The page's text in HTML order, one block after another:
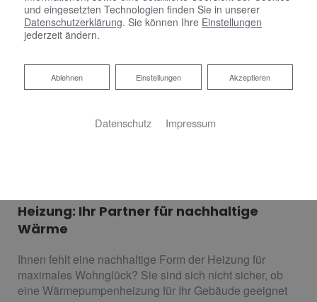
Heizung: Ihr Partner für nachhaltige
Wärme
Ihnen fehlt eine nachhaltige Form der Heizung für
maximales Wohnglück? Sie sind sich nicht sicher, ob
eine Wärmepumpenheizung für Ihr Gebäude geeignet
und eingesetzten Technologien finden Sie in unserer
Datenschutzerklärung. Sie können Ihre Einstellungen
jederzeit ändern.
Akzeptieren
Einstellungen
Ablehnen
Ablehnen
Datenschutz Impressum